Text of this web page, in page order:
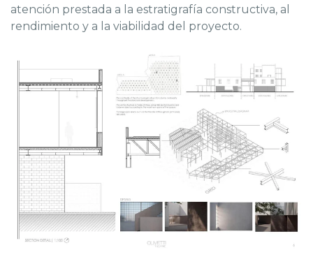
atención prestada a la estratigrafía constructiva, al
rendimiento y a la viabilidad del proyecto.